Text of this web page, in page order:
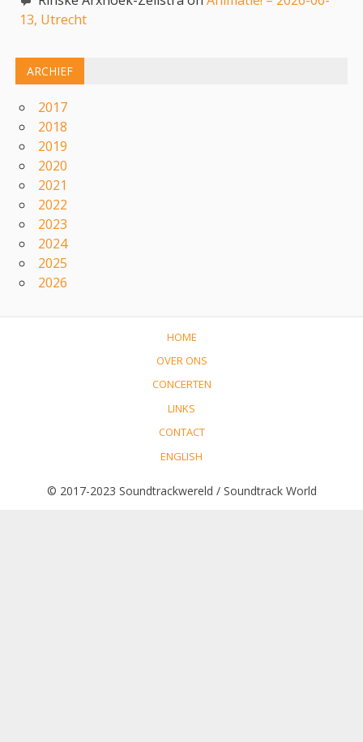
13, Utrecht
ARCHIEF
2017
2018
2019
2020
2021
2022
2023
2024
2025
2026
HOME
OVER ONS
CONCERTEN
LINKS
CONTACT
ENGLISH
© 2017-2023 Soundtrackwereld / Soundtrack World